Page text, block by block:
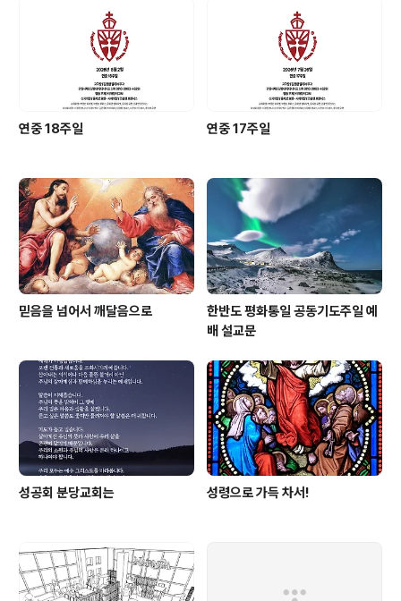
연중 18주일 연중 17주일
믿음을 넘어서 깨달음으로
한반도 평화통일 공동기도주일 예
배 설교문
성공회 분당교회는 성령으로 가득 차서!